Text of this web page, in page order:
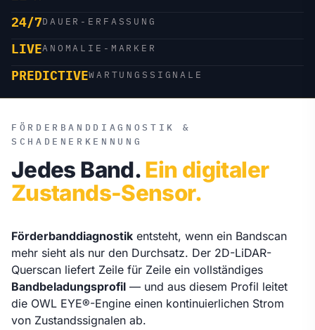
24/7DAUER-ERFASSUNG
LIVEANOMALIE-MARKER
PREDICTIVEWARTUNGSSIGNALE
FÖRDERBANDDIAGNOSTIK &
SCHADENERKENNUNG
Jedes Band.Ein digitaler
Zustands-Sensor.
Förderbanddiagnostik entsteht, wenn ein Bandscan
mehr sieht als nur den Durchsatz. Der 2D-LiDAR-
Querscan liefert Zeile für Zeile ein vollständiges
Bandbeladungsprofil — und aus diesem Profil leitet
die OWL EYE®-Engine einen kontinuierlichen Strom
von Zustandssignalen ab.